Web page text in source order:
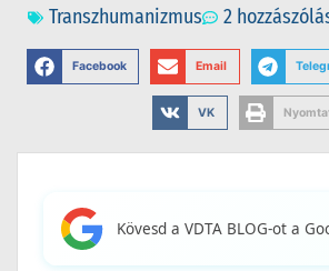
Transzhumanizmus
2
Facebook Email
VK
Kövesd a VDTA BLOG-ot a